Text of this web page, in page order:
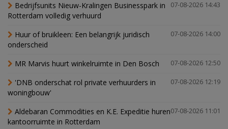
07-08-2026 14:43
Bedrijfsunits Nieuw-Kralingen Businesspark in
Rotterdam volledig verhuurd
07-08-2026 14:00
Huur of bruikleen: Een belangrijk juridisch
onderscheid
07-08-2026 12:50
MR Marvis huurt winkelruimte in Den Bosch
07-08-2026 12:19
'DNB onderschat rol private verhuurders in
woningbouw'
07-08-2026 11:01
Aldebaran Commodities en K.E. Expeditie huren
kantoorruimte in Rotterdam